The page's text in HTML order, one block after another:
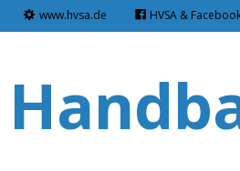
www.hvsa.de HVSA &